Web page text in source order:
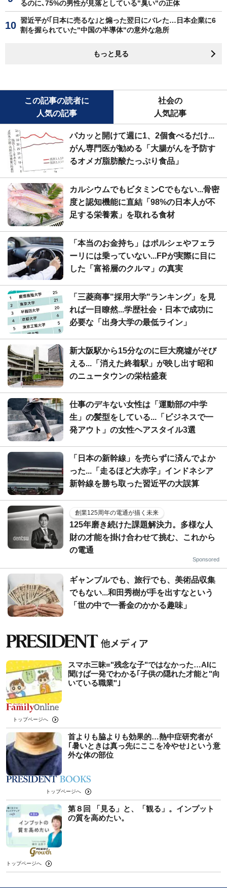
るのに､75%の男性が見落としている"臭い"の正体
習近平が｢日本に売るな｣と煽った翌日にバレた…日本企業に6
割を握られていた"中国の半導体"の意外な急所
もっと見る
この記事の読者に
人気の記事
社会の
人気記事
パカッと開けて週に1、2個食べるだけ...
がん専門医が勧める「大腸がんを予防す
るオメガ脂肪酸たっぷり食品」
カルシウムでもビタミンCでもない...骨密
度と認知機能に直結「98%の日本人が不
足する栄養素」を取れる食材
「本当のお金持ち」はポルシェやフェラ
ーリには乗っていない...FPが実際に目に
した「富裕層のクルマ」の真実
「三菱商事"採用大学"ランキング」を見
れば一目瞭然...学歴社会・日本で成功に
必要な「出身大学の最低ライン」
新大阪駅から15分なのに巨大廃墟がそび
える...「消えた終着駅」が映し出す昭和
のニュータウンの栄枯盛衰
仕事のデキない女性は「運動部の中学
生」の髪型をしている...「ビジネスで一
発アウト」の女性ヘアスタイル3選
「日本の新幹線」を売らずに済んでよか
った...「走るほど大赤字」インドネシア
新幹線を勝ち取った習近平の大誤算
創業125周年の電通が描く未来
125年磨き続けた課題解決力。多様な人
財の才能を掛け合わせて挑む、これから
の電通
Sponsored
ギャンブルでも、旅行でも、美術品収集
でもない...和田秀樹が手を出すなという
「世の中で一番金のかかる趣味」
スマホ三昧="残念な子"ではなかった…AIに
聞けば一発でわかる｢子供の隠れた才能と"向
いている職業"｣
トップページへ
首よりも脇よりも効果的…熱中症研究者が
｢暑いときは真っ先にここを冷やせ｣という意
外な体の部位
トップページへ
第８回 「見る」と、「観る」。インプット
の質を高めたい。
トップページへ